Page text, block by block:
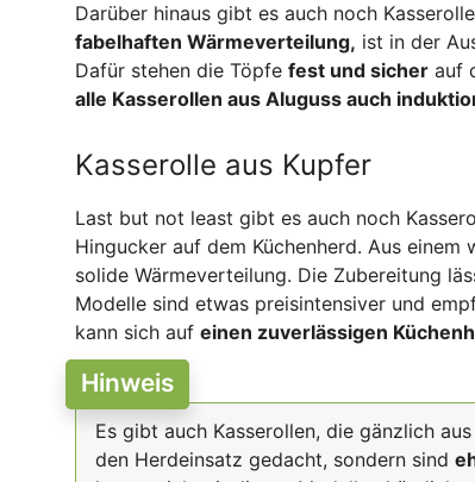
Darüber hinaus gibt es auch noch
fabelhaften Wärmeverteilung, ist in der
Dafür stehen die Töpfe fest und sicher auf
alle Kasserollen aus Aluguss auch
Kasserolle aus Kupfer
Last but not least gibt es auch noch
Hingucker auf dem Küchenherd. Aus
solide Wärmeverteilung. Die Zubereitung
Modelle sind etwas preisintensiver und
kann sich auf einen zuverlässigen
Hinweis
Es gibt auch Kasserollen, die gänzlich
den Herdeinsatz gedacht, sondern sind